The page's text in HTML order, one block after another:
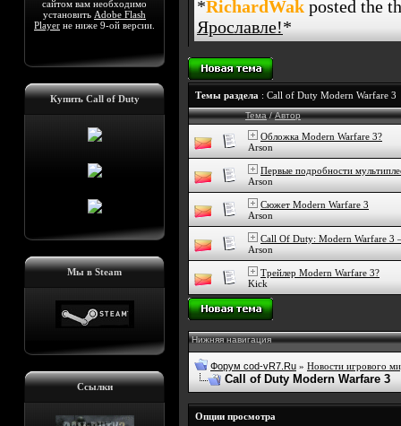
сайтом вам необходимо
установить Adobe Flash
Player не ниже 9-ой версии.
Купить Call of Duty
Мы в Steam
Ссылки
*RichardWak posted the
Ярославле!*
Темы раздела : Call of Duty Modern Warfare 3
Тема/Автор
Обложка Modern Warfare 3?
Arson
Первые подробности
Arson
Сюжет Modern Warfare 3
Arson
Call Of Duty: Modern Warfare 3
Arson
Трейлер Modern Warfare 3?
Kick
Нижняя навигация
Форум cod-vR7.Ru » Новости игрового
Call of Duty Modern Warfare 3
Опции просмотра